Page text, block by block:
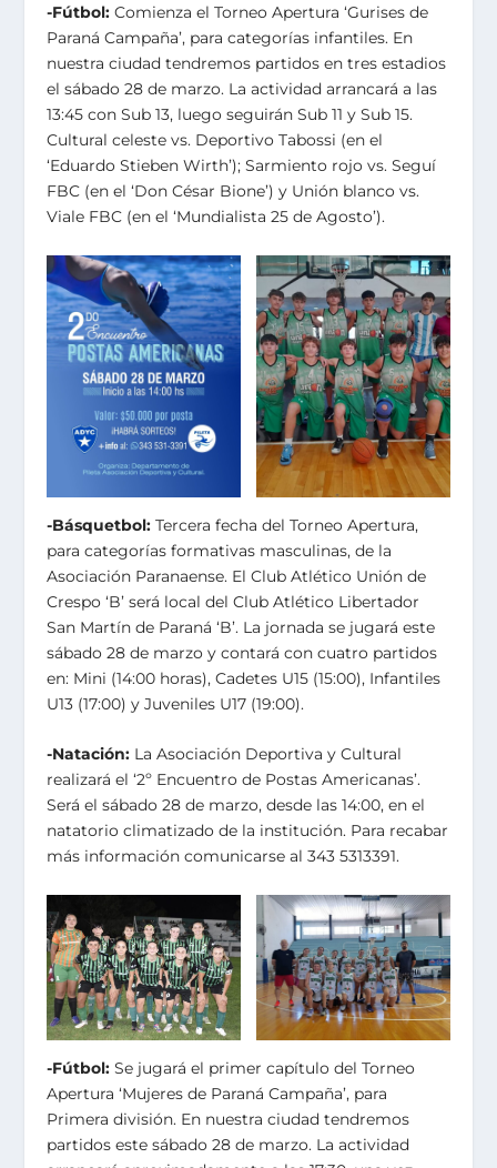
-Fútbol: Comienza el Torneo Apertura ‘Gurises de
Paraná Campaña’, para categorías infantiles. En
nuestra ciudad tendremos partidos en tres estadios
el sábado 28 de marzo. La actividad arrancará a las
13:45 con Sub 13, luego seguirán Sub 11 y Sub 15.
Cultural celeste vs. Deportivo Tabossi (en el
‘Eduardo Stieben Wirth’); Sarmiento rojo vs. Seguí
FBC (en el ‘Don César Bione’) y Unión blanco vs.
Viale FBC (en el ‘Mundialista 25 de Agosto’).
-Básquetbol: Tercera fecha del Torneo Apertura,
para categorías formativas masculinas, de la
Asociación Paranaense. El Club Atlético Unión de
Crespo ‘B’ será local del Club Atlético Libertador
San Martín de Paraná ‘B’. La jornada se jugará este
sábado 28 de marzo y contará con cuatro partidos
en: Mini (14:00 horas), Cadetes U15 (15:00), Infantiles
U13 (17:00) y Juveniles U17 (19:00).
-Natación: La Asociación Deportiva y Cultural
realizará el ‘2º Encuentro de Postas Americanas’.
Será el sábado 28 de marzo, desde las 14:00, en el
natatorio climatizado de la institución. Para recabar
más información comunicarse al 343 5313391.
-Fútbol:Se jugará el primer capítulo del Torneo
Apertura ‘Mujeres de Paraná Campaña’, para
Primera división. En nuestra ciudad tendremos
partidos este sábado 28 de marzo. La actividad